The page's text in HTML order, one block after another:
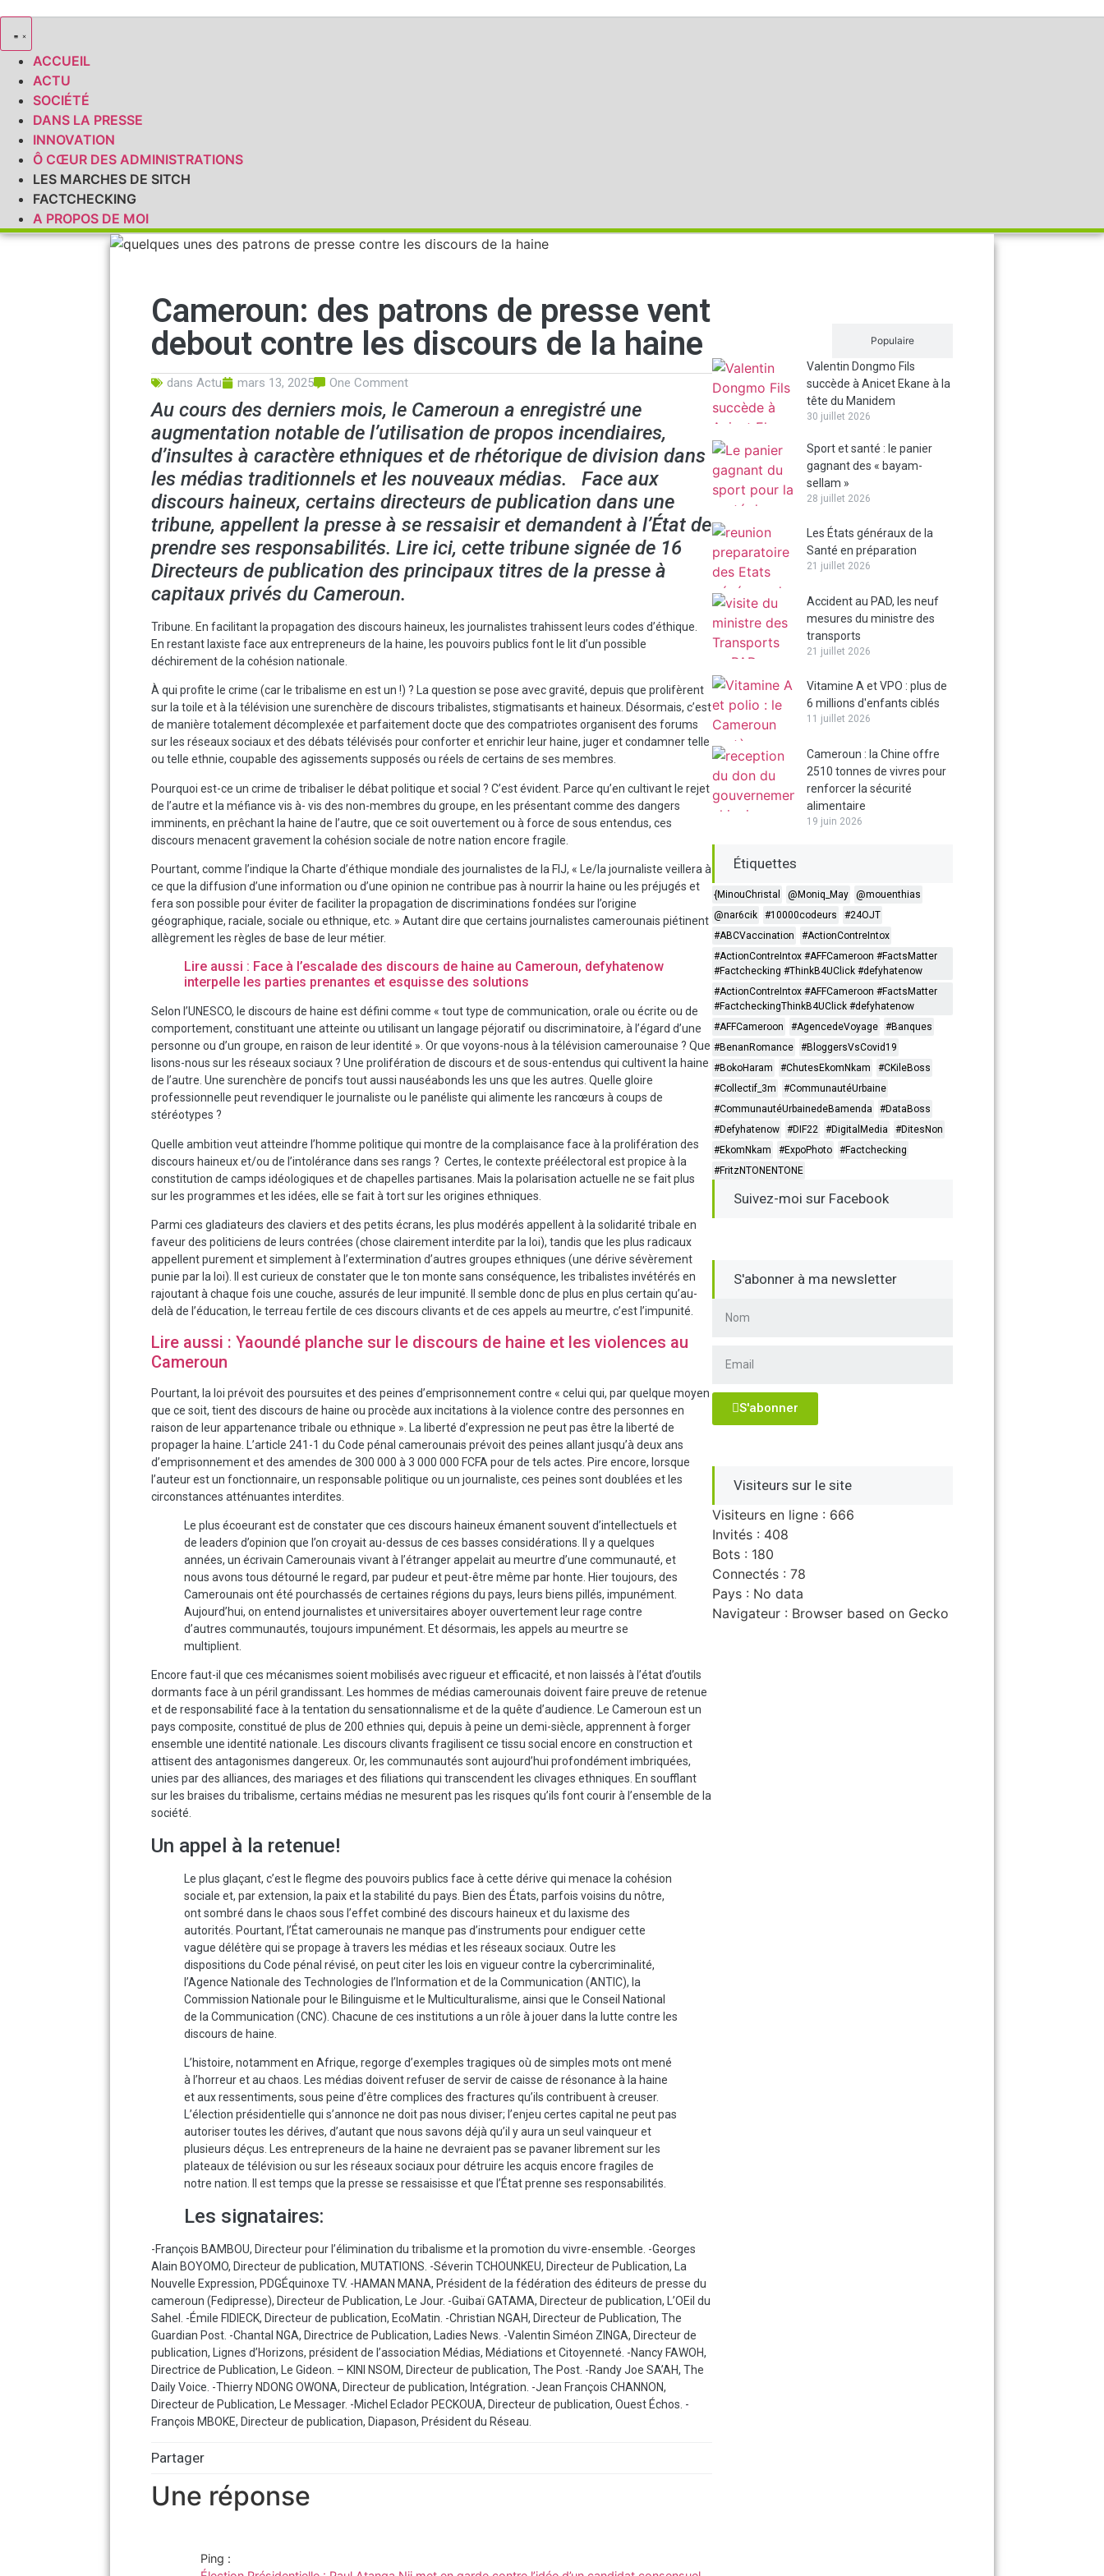
ACCUEIL
ACTU
SOCIÉTÉ
DANS LA PRESSE
INNOVATION
Ô CŒUR DES ADMINISTRATIONS
LES MARCHES DE SITCH
FACTCHECKING
A PROPOS DE MOI
Cameroun: des patrons de presse vent
debout contre les discours de la haine
dans Actu mars 13, 2025 One Comment
Au cours des derniers mois, le Cameroun a enregistré une
augmentation notable de l’utilisation de propos incendiaires,
d’insultes à caractère ethniques et de rhétorique de division dans
les médias traditionnels et les nouveaux médias. Face aux
discours haineux, certains directeurs de publication dans une
tribune, appellent la presse à se ressaisir et demandent à l’État de
prendre ses responsabilités. Lire ici, cette tribune signée de 16
Directeurs de publication des principaux titres de la presse à
capitaux privés du Cameroun.
Tribune. En facilitant la propagation des discours haineux, les journalistes trahissent leurs codes d’éthique.
En restant laxiste face aux entrepreneurs de la haine, les pouvoirs publics font le lit d’un possible
déchirement de la cohésion nationale.
À qui profite le crime (car le tribalisme en est un !) ? La question se pose avec gravité, depuis que prolifèrent
sur la toile et à la télévision une surenchère de discours tribalistes, stigmatisants et haineux. Désormais, c’est
de manière totalement décomplexée et parfaitement docte que des compatriotes organisent des forums
sur les réseaux sociaux et des débats télévisés pour conforter et enrichir leur haine, juger et condamner telle
ou telle ethnie, coupable des agissements supposés ou réels de certains de ses membres.
Pourquoi est-ce un crime de tribaliser le débat politique et social ? C’est évident. Parce qu’en cultivant le rejet
de l’autre et la méfiance vis à- vis des non-membres du groupe, en les présentant comme des dangers
imminents, en prêchant la haine de l’autre, que ce soit ouvertement ou à force de sous entendus, ces
discours menacent gravement la cohésion sociale de notre nation encore fragile.
Pourtant, comme l’indique la Charte d’éthique mondiale des journalistes de la FIJ, « Le/la journaliste veillera à
ce que la diffusion d’une information ou d’une opinion ne contribue pas à nourrir la haine ou les préjugés et
fera son possible pour éviter de faciliter la propagation de discriminations fondées sur l’origine
géographique, raciale, sociale ou ethnique, etc. » Autant dire que certains journalistes camerounais piétinent
allègrement les règles de base de leur métier.
Lire aussi : Face à l’escalade des discours de haine au Cameroun, defyhatenow
interpelle les parties prenantes et esquisse des solutions
Selon l’UNESCO, le discours de haine est défini comme « tout type de communication, orale ou écrite ou de
comportement, constituant une atteinte ou utilisant un langage péjoratif ou discriminatoire, à l’égard d’une
personne ou d’un groupe, en raison de leur identité ». Or que voyons-nous à la télévision camerounaise ? Que
lisons-nous sur les réseaux sociaux ? Une prolifération de discours et de sous-entendus qui cultivent la haine
de l’autre. Une surenchère de poncifs tout aussi nauséabonds les uns que les autres. Quelle gloire
professionnelle peut revendiquer le journaliste ou le panéliste qui alimente les rancœurs à coups de
stéréotypes ?
Quelle ambition veut atteindre l’homme politique qui montre de la complaisance face à la prolifération des
discours haineux et/ou de l’intolérance dans ses rangs ? Certes, le contexte préélectoral est propice à la
constitution de camps idéologiques et de chapelles partisanes. Mais la polarisation actuelle ne se fait plus
sur les programmes et les idées, elle se fait à tort sur les origines ethniques.
Parmi ces gladiateurs des claviers et des petits écrans, les plus modérés appellent à la solidarité tribale en
faveur des politiciens de leurs contrées (chose clairement interdite par la loi), tandis que les plus radicaux
appellent purement et simplement à l’extermination d’autres groupes ethniques (une dérive sévèrement
punie par la loi). Il est curieux de constater que le ton monte sans conséquence, les tribalistes invétérés en
rajoutant à chaque fois une couche, assurés de leur impunité. Il semble donc de plus en plus certain qu’au-
delà de l’éducation, le terreau fertile de ces discours clivants et de ces appels au meurtre, c’est l’impunité.
Lire aussi : Yaoundé planche sur le discours de haine et les violences au
Cameroun
Pourtant, la loi prévoit des poursuites et des peines d’emprisonnement contre « celui qui, par quelque moyen
que ce soit, tient des discours de haine ou procède aux incitations à la violence contre des personnes en
raison de leur appartenance tribale ou ethnique ». La liberté d’expression ne peut pas être la liberté de
propager la haine. L’article 241-1 du Code pénal camerounais prévoit des peines allant jusqu’à deux ans
d’emprisonnement et des amendes de 300 000 à 3 000 000 FCFA pour de tels actes. Pire encore, lorsque
l’auteur est un fonctionnaire, un responsable politique ou un journaliste, ces peines sont doublées et les
circonstances atténuantes interdites.
Le plus écoeurant est de constater que ces discours haineux émanent souvent d’intellectuels et
de leaders d’opinion que l’on croyait au-dessus de ces basses considérations. Il y a quelques
années, un écrivain Camerounais vivant à l’étranger appelait au meurtre d’une communauté, et
nous avons tous détourné le regard, par pudeur et peut-être même par honte. Hier toujours, des
Camerounais ont été pourchassés de certaines régions du pays, leurs biens pillés, impunément.
Aujourd’hui, on entend journalistes et universitaires aboyer ouvertement leur rage contre
d’autres communautés, toujours impunément. Et désormais, les appels au meurtre se
multiplient.
Encore faut-il que ces mécanismes soient mobilisés avec rigueur et efficacité, et non laissés à l’état d’outils
dormants face à un péril grandissant. Les hommes de médias camerounais doivent faire preuve de retenue
et de responsabilité face à la tentation du sensationnalisme et de la quête d’audience. Le Cameroun est un
pays composite, constitué de plus de 200 ethnies qui, depuis à peine un demi-siècle, apprennent à forger
ensemble une identité nationale. Les discours clivants fragilisent ce tissu social encore en construction et
attisent des antagonismes dangereux. Or, les communautés sont aujourd’hui profondément imbriquées,
unies par des alliances, des mariages et des filiations qui transcendent les clivages ethniques. En soufflant
sur les braises du tribalisme, certains médias ne mesurent pas les risques qu’ils font courir à l’ensemble de la
société.
Un appel à la retenue!
Le plus glaçant, c’est le flegme des pouvoirs publics face à cette dérive qui menace la cohésion
sociale et, par extension, la paix et la stabilité du pays. Bien des États, parfois voisins du nôtre,
ont sombré dans le chaos sous l’effet combiné des discours haineux et du laxisme des
autorités. Pourtant, l’État camerounais ne manque pas d’instruments pour endiguer cette
vague délétère qui se propage à travers les médias et les réseaux sociaux. Outre les
dispositions du Code pénal révisé, on peut citer les lois en vigueur contre la cybercriminalité,
l’Agence Nationale des Technologies de l’Information et de la Communication (ANTIC), la
Commission Nationale pour le Bilinguisme et le Multiculturalisme, ainsi que le Conseil National
de la Communication (CNC). Chacune de ces institutions a un rôle à jouer dans la lutte contre les
discours de haine.
L’histoire, notamment en Afrique, regorge d’exemples tragiques où de simples mots ont mené
à l’horreur et au chaos. Les médias doivent refuser de servir de caisse de résonance à la haine
et aux ressentiments, sous peine d’être complices des fractures qu’ils contribuent à creuser.
L’élection présidentielle qui s’annonce ne doit pas nous diviser; l’enjeu certes capital ne peut pas
autoriser toutes les dérives, d’autant que nous savons déjà qu’il y aura un seul vainqueur et
plusieurs déçus. Les entrepreneurs de la haine ne devraient pas se pavaner librement sur les
plateaux de télévision ou sur les réseaux sociaux pour détruire les acquis encore fragiles de
notre nation. Il est temps que la presse se ressaisisse et que l’État prenne ses responsabilités.
Les signataires:
-François BAMBOU, Directeur pour l’élimination du tribalisme et la promotion du vivre-ensemble. -Georges
Alain BOYOMO, Directeur de publication, MUTATIONS. -Séverin TCHOUNKEU, Directeur de Publication, La
Nouvelle Expression, PDGÉquinoxe TV. -HAMAN MANA, Président de la fédération des éditeurs de presse du
cameroun (Fedipresse), Directeur de Publication, Le Jour. -Guibaï GATAMA, Directeur de publication, L’OEil du
Sahel. -Émile FIDIECK, Directeur de publication, EcoMatin. -Christian NGAH, Directeur de Publication, The
Guardian Post. -Chantal NGA, Directrice de Publication, Ladies News. -Valentin Siméon ZINGA, Directeur de
publication, Lignes d’Horizons, président de l’association Médias, Médiations et Citoyenneté. -Nancy FAWOH,
Directrice de Publication, Le Gideon. – KINI NSOM, Directeur de publication, The Post. -Randy Joe SA’AH, The
Daily Voice. -Thierry NDONG OWONA, Directeur de publication, Intégration. -Jean François CHANNON,
Directeur de Publication, Le Messager. -Michel Eclador PECKOUA, Directeur de publication, Ouest Échos. -
François MBOKE, Directeur de publication, Diapason, Président du Réseau.
Partager
Une réponse
Ping :
Populaire
Valentin Dongmo Fils
succède à Anicet Ekane à la
tête du Manidem
30 juillet 2026
Sport et santé : le panier
gagnant des « bayam-
sellam »
28 juillet 2026
Les États généraux de la
Santé en préparation
21 juillet 2026
Accident au PAD, les neuf
mesures du ministre des
transports
21 juillet 2026
Vitamine A et VPO : plus de
6 millions d'enfants ciblés
11 juillet 2026
Cameroun : la Chine offre
2510 tonnes de vivres pour
renforcer la sécurité
alimentaire
19 juin 2026
Étiquettes
{MinouChristal @Moniq_May
@mouenthias
@nar6cik
#10000codeurs
#24OJT
#ABCVaccination
#ActionContreIntox
#ActionContreIntox #AFFCameroon #FactsMatter
#Factchecking #ThinkB4UClick #defyhatenow
#ActionContreIntox #AFFCameroon #FactsMatter
#FactcheckingThinkB4UClick #defyhatenow
#AFFCameroon
#AgencedeVoyage
#Banques
#BenanRomance
#BloggersVsCovid19
#BokoHaram
#ChutesEkomNkam
#CKileBoss
#Collectif_3m
#CommunautéUrbaine
#CommunautéUrbainedeBamenda
#DataBoss
#Defyhatenow
#DIF22 #DigitalMedia
#DitesNon
#EkomNkam
#ExpoPhoto
#Factchecking
#FritzNTONENTONE
Suivez-moi sur Facebook
S'abonner à ma newsletter
S'abonner
Visiteurs sur le site
Visiteurs en ligne : 666
Invités : 408
Bots : 180
Connectés : 78
Pays : No data
Navigateur : Browser based on Gecko